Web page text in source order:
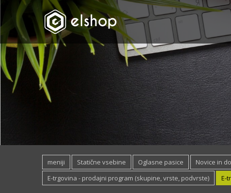
meniji Statične vsebine Oglasne pasice Novice in
E-trgovina - prodajni program (skupine, vrste, podvrste)
E-